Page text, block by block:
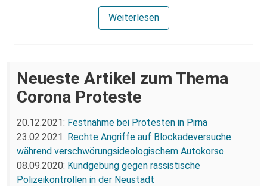
Weiterlesen
Neueste Artikel zum Thema
Corona Proteste
20.12.2021: Festnahme bei Protesten in Pirna
23.02.2021: Rechte Angriffe auf Blockadeversuche
während verschwörungsideologischem Autokorso
08.09.2020: Kundgebung gegen rassistische
Polizeikontrollen in der Neustadt